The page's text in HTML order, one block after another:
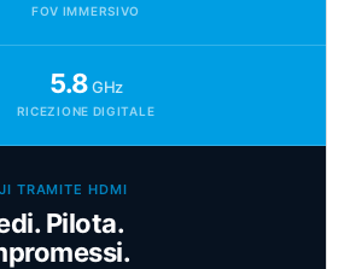
FOV IMMERSIVO
5.8GHz
RICEZIONE DIGITALE
TRAMITE HDMI
Pilota.